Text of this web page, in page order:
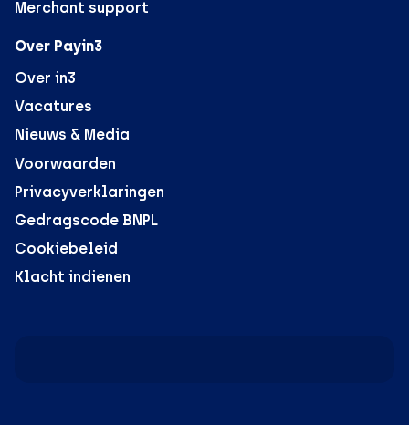
Merchant support
Over Payin3
Over in3
Vacatures
Nieuws & Media
Voorwaarden
Privacyverklaringen
Gedragscode BNPL
Cookiebeleid
Klacht indienen